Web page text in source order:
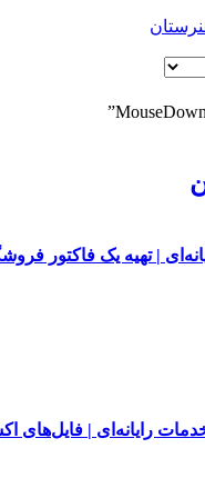
| تهیه یک فاکتور
رایانه‌ای | فایل‌های